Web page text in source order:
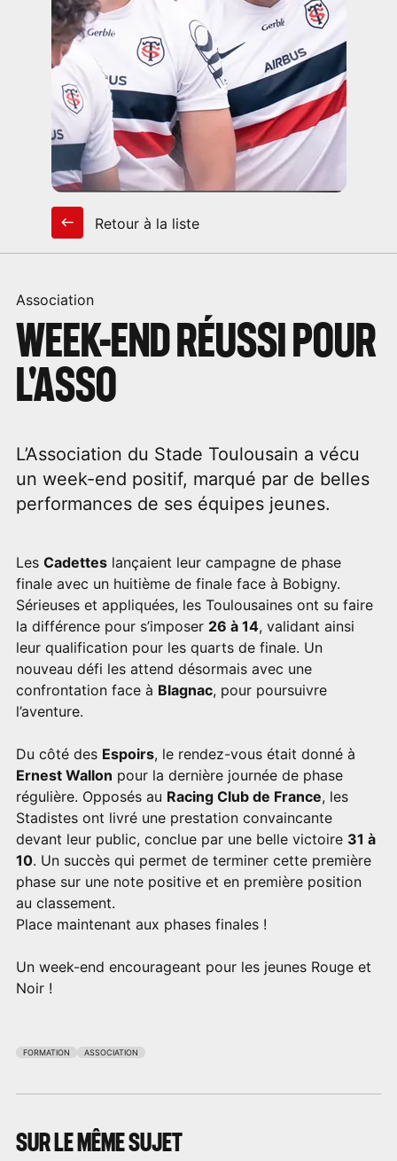
Association
WEEK-END RÉUSSI POUR
L'ASSO
Retour à la liste
L’Association du Stade Toulousain a vécu
un week-end positif, marqué par de belles
performances de ses équipes jeunes.
Les Cadetteslançaient leur campagne de phase
finale avec un huitième de finale face à Bobigny.
Sérieuses et appliquées, les Toulousaines ont su faire
la différence pour s’imposer 26 à 14, validant ainsi
leur qualification pour les quarts de finale. Un
nouveau défi les attend désormais avec une
confrontation face à Blagnac, pour poursuivre
l’aventure.
Du côté des Espoirs, le rendez-vous était donné à
Ernest Wallon pour la dernière journée de phase
régulière. Opposés au Racing Club de France, les
Stadistes ont livré une prestation convaincante
devant leur public, conclue par une belle victoire 31 à
10. Un succès qui permet de terminer cette première
phase sur une note positive et en première position
au classement.
Place maintenant aux phases finales !
Un week-end encourageant pour les jeunes Rouge et
Noir !
FORMATION ASSOCIATION
SUR LE MÊME SUJET